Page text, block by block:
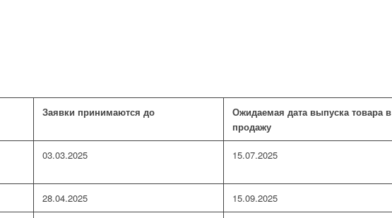
Заявки принимаются до
Ожидаемая дата выпуска товара в
продажу
03.03.2025 15.07.2025
28.04.2025 15.09.2025